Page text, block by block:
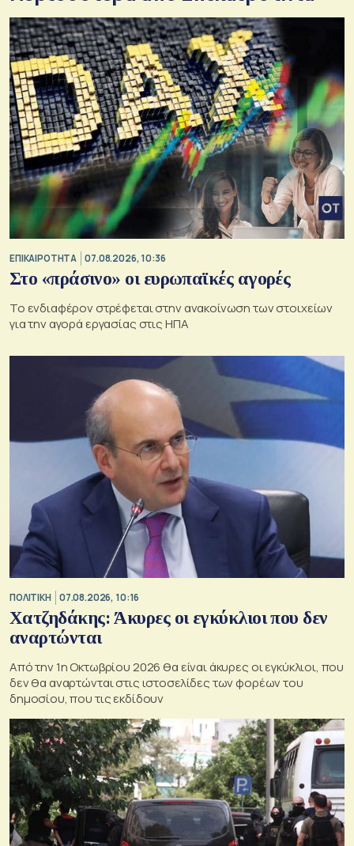
ΕΠΙΚΑΙΡΟΤΗΤΑ 07.08.2026, 10:36
Στο «πράσινο» οι ευρωπαϊκές αγορές
Το ενδιαφέρον στρέφεται στην ανακοίνωση των στοιχείων
για την αγορά εργασίας στις ΗΠΑ
ΠΟΛΙΤΙΚΗ 07.08.2026, 10:16
Χατζηδάκης: Άκυρες οι εγκύκλιοι που δεν
αναρτώνται
Από την 1η Οκτωβρίου 2026 θα είναι άκυρες οι εγκύκλιοι, που
δεν θα αναρτώνται στις ιστοσελίδες των φορέων του
δημοσίου, που τις εκδίδουν